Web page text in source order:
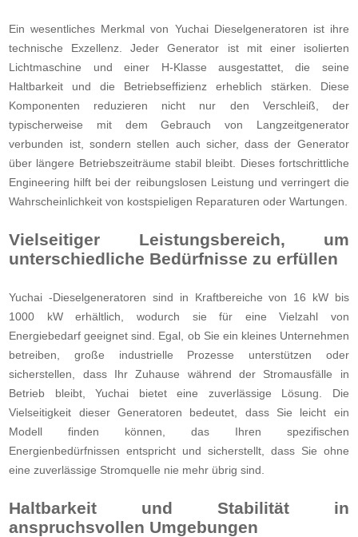
Ein wesentliches Merkmal von Yuchai Dieselgeneratoren ist ihre
technische Exzellenz. Jeder Generator ist mit einer isolierten
Lichtmaschine und einer H-Klasse ausgestattet, die seine
Haltbarkeit und die Betriebseffizienz erheblich stärken. Diese
Komponenten reduzieren nicht nur den Verschleiß, der
typischerweise mit dem Gebrauch von Langzeitgenerator
verbunden ist, sondern stellen auch sicher, dass der Generator
über längere Betriebszeiträume stabil bleibt. Dieses fortschrittliche
Engineering hilft bei der reibungslosen Leistung und verringert die
Wahrscheinlichkeit von kostspieligen Reparaturen oder Wartungen.
Vielseitiger Leistungsbereich, um
unterschiedliche Bedürfnisse zu erfüllen
Yuchai -Dieselgeneratoren sind in Kraftbereiche von 16 kW bis
1000 kW erhältlich, wodurch sie für eine Vielzahl von
Energiebedarf geeignet sind. Egal, ob Sie ein kleines Unternehmen
betreiben, große industrielle Prozesse unterstützen oder
sicherstellen, dass Ihr Zuhause während der Stromausfälle in
Betrieb bleibt, Yuchai bietet eine zuverlässige Lösung. Die
Vielseitigkeit dieser Generatoren bedeutet, dass Sie leicht ein
Modell finden können, das Ihren spezifischen
Energienbedürfnissen entspricht und sicherstellt, dass Sie ohne
eine zuverlässige Stromquelle nie mehr übrig sind.
Haltbarkeit und Stabilität in
anspruchsvollen Umgebungen